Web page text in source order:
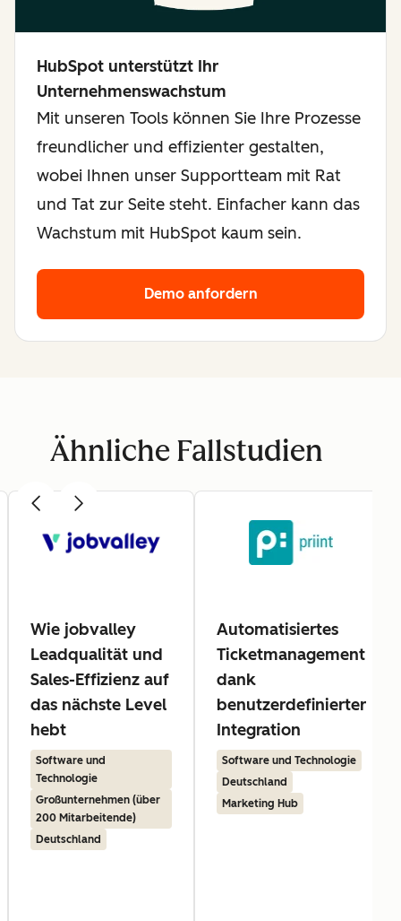
HubSpot unterstützt Ihr
Unternehmenswachstum
Mit unseren Tools können Sie Ihre Prozesse
freundlicher und effizienter gestalten,
wobei Ihnen unser Supportteam mit Rat
und Tat zur Seite steht. Einfacher kann das
Wachstum mit HubSpot kaum sein.
Demo anfordern
Ähnliche Fallstudien
Wie jobvalley
Leadqualität und
Sales-Effizienz auf
das nächste Level
hebt
Software und
Technologie
Großunternehmen (über
200 Mitarbeitende)
Deutschland
Automatisiertes
Ticketmanagement
dank
benutzerdefinierter
Integration
Software und Technologie
Deutschland
Marketing Hub